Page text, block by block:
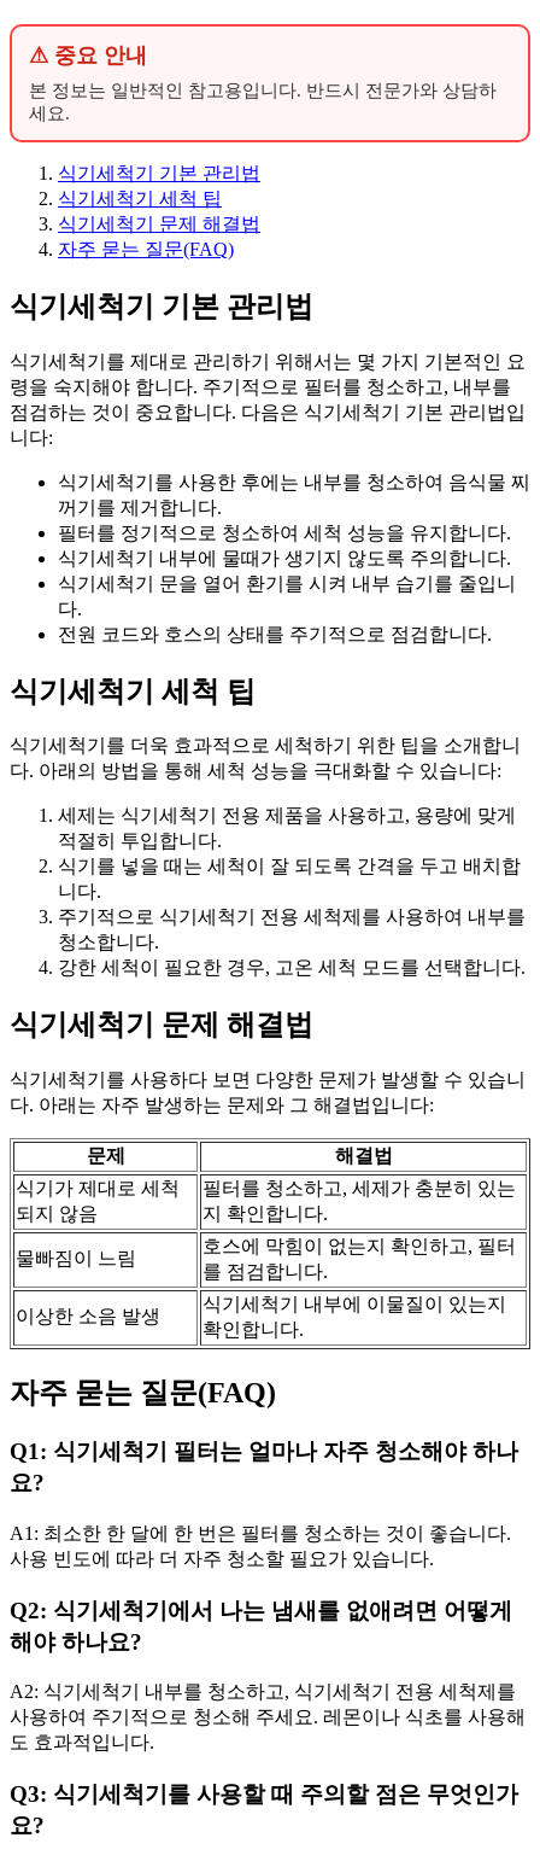
⚠ 중요 안내
본 정보는 일반적인 참고용입니다. 반드시 전문가와 상담하
세요.
식기세척기 기본 관리법
식기세척기 세척 팁
식기세척기 문제 해결법
자주 묻는 질문(FAQ)
식기세척기 기본 관리법
식기세척기를 제대로 관리하기 위해서는 몇 가지 기본적인 요
령을 숙지해야 합니다. 주기적으로 필터를 청소하고, 내부를
점검하는 것이 중요합니다. 다음은 식기세척기 기본 관리법입
니다:
식기세척기를 사용한 후에는 내부를 청소하여 음식물 찌
꺼기를 제거합니다.
필터를 정기적으로 청소하여 세척 성능을 유지합니다.
식기세척기 내부에 물때가 생기지 않도록 주의합니다.
식기세척기 문을 열어 환기를 시켜 내부 습기를 줄입니
다.
전원 코드와 호스의 상태를 주기적으로 점검합니다.
식기세척기 세척 팁
식기세척기를 더욱 효과적으로 세척하기 위한 팁을 소개합니
다. 아래의 방법을 통해 세척 성능을 극대화할 수 있습니다:
세제는 식기세척기 전용 제품을 사용하고, 용량에 맞게
적절히 투입합니다.
식기를 넣을 때는 세척이 잘 되도록 간격을 두고 배치합
니다.
주기적으로 식기세척기 전용 세척제를 사용하여 내부를
청소합니다.
강한 세척이 필요한 경우, 고온 세척 모드를 선택합니다.
식기세척기 문제 해결법
식기세척기를 사용하다 보면 다양한 문제가 발생할 수 있습니
다. 아래는 자주 발생하는 문제와 그 해결법입니다:
문제
해결법
식기가 제대로 세척
되지 않음
필터를 청소하고, 세제가 충분히 있는
지 확인합니다.
물빠짐이 느림
호스에 막힘이 없는지 확인하고, 필터
를 점검합니다.
이상한 소음 발생
식기세척기 내부에 이물질이 있는지
확인합니다.
자주 묻는 질문(FAQ)
Q1: 식기세척기 필터는 얼마나 자주 청소해야 하나
요?
A1: 최소한 한 달에 한 번은 필터를 청소하는 것이 좋습니다.
사용 빈도에 따라 더 자주 청소할 필요가 있습니다.
Q2: 식기세척기에서 나는 냄새를 없애려면 어떻게
해야 하나요?
A2: 식기세척기 내부를 청소하고, 식기세척기 전용 세척제를
사용하여 주기적으로 청소해 주세요. 레몬이나 식초를 사용해
도 효과적입니다.
Q3: 식기세척기를 사용할 때 주의할 점은 무엇인가
요?